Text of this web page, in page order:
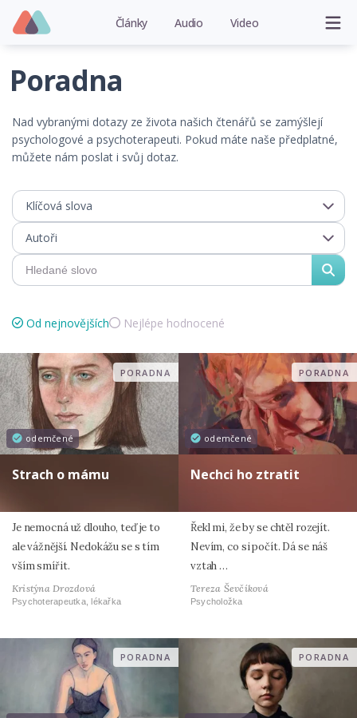
Články Audio Video
Poradna
Nad vybranými dotazy ze života našich čtenářů se zamýšlejí
psychologové a psychoterapeuti. Pokud máte naše předplatné,
můžete nám poslat i svůj dotaz.
Klíčová slova
Autoři
Od nejnovějších Nejlépe hodnocené
odemčené
PORADNA
Strach o mámu
Je nemocná už dlouho, teď je to
ale vážnější. Nedokážu se s tím
vším smířit.
Kristýna Drozdová
Psychoterapeutka, lékařka
odemčené
PORADNA
Nechci ho ztratit
Řekl mi, že by se chtěl rozejít.
Nevím, co si počít. Dá se náš
vztah …
Tereza Ševčíková
Psycholožka
PORADNA PORADNA